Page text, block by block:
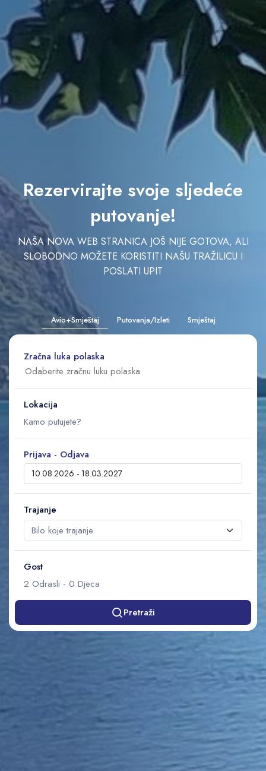
Rezervirajte svoje sljedeće
putovanje!
NAŠA NOVA WEB STRANICA JOŠ NIJE GOTOVA, ALI
SLOBODNO MOŽETE KORISTITI NAŠU TRAŽILICU I
POSLATI UPIT
Avio+Smještaj Putovanja/Izleti Smještaj
Zračna luka polaska
Lokacija
Prijava - Odjava
Trajanje
Gost
2 Odrasli - 0 Djeca
Pretraži